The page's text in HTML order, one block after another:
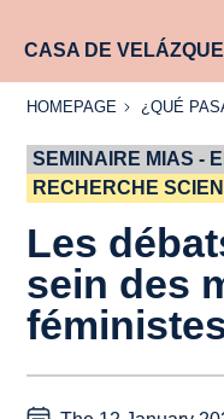
CASA DE
HOMEPAGE
HOMEPAGE
¿QUÉ
CASA?
¿QUÉ
SEMINAIRE MIAS -
RECHERCHE
Les
sein des